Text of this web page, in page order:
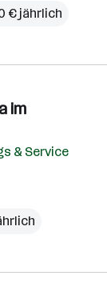
€ jährlich
im
& Service